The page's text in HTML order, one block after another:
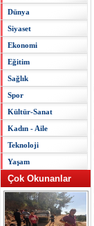
Dünya
Siyaset
Ekonomi
Eğitim
Sağlık
Spor
Kültür-Sanat
Kadın - Aile
Teknoloji
Yaşam
Çok Okunanlar